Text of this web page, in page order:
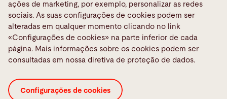
Mídias Sociais
Avisos legais Certificates ISO
ações de marketing, por exemplo, personalizar as redes
sociais. As suas configurações de cookies podem ser
alteradas em qualquer momento clicando no link
«Configurações de cookies» na parte inferior de cada
página. Mais informações sobre os cookies podem ser
consultadas em nossa diretiva de proteção de dados.
Configurações de cookies